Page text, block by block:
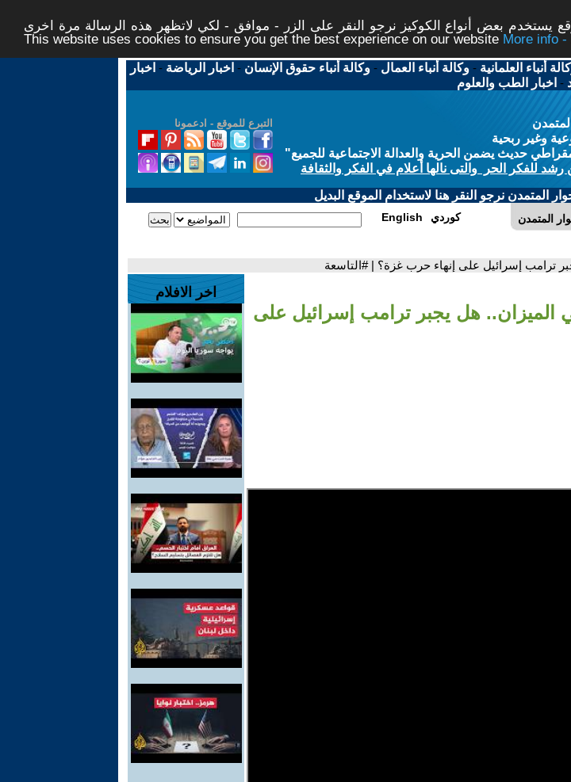
يستخدم بعض أنواع الكوكيز نرجو النقر على الزر - موافق - لكي لاتظهر هذه الرسالة مرة اخرى -
This website uses cookies to ensure you get the best experience on our website
أنباء العلمانية -وكالة أنباء العمال -وكالة أنباء حقوق الإنسان - اخبار الرياضة - اخبار
- اخبار الطب والعلوم
التبرع للموقع - ادعمونا
وغير ربحية
حديث يضمن الحرية والعدالة الاجتماعية للجميع"
للفكر الحر والتى نالها أعلام في الفكر والثقافة
المتمدن نرجو النقر هنا لاستخدام الموقع البديل
المتمدن English كوردي
ترامب إسرائيل على إنهاء حرب غزة؟ | #التاسعة
الميزان.. هل يجبر ترامب إسرائيل على
اخر الافلام